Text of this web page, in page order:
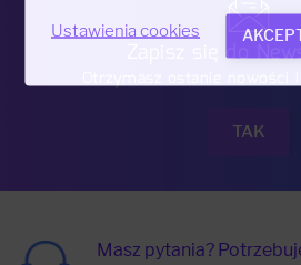
Zapisz się do
Masz pytania?
Ustawienia cookies